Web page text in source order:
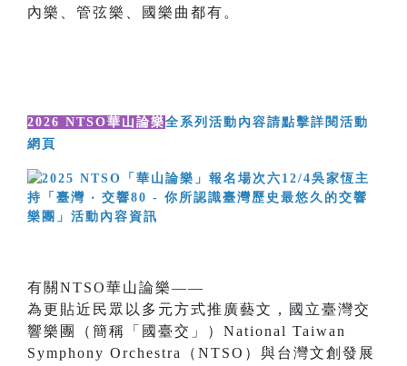
內樂、管弦樂、國樂曲都有。
2026 NTSO華山論樂全系列活動內容請點擊詳閱活動
網頁
有關NTSO華山論樂——
為更貼近民眾以多元方式推廣藝文，國立臺灣交
響樂團（簡稱「國臺交」）National Taiwan
Symphony Orchestra（NTSO）與台灣文創發展